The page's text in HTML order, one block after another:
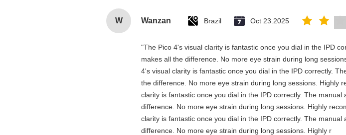
W Wanzan Brazil Oct 23.2025
"The Pico 4's visual clarity is fantastic once you dial in the IPD
makes all the difference. No more eye strain during long
4's visual clarity is fantastic once you dial in the IPD correctly.
the difference. No more eye strain during long sessions. Highly
clarity is fantastic once you dial in the IPD correctly. The
difference. No more eye strain during long sessions. Highly
clarity is fantastic once you dial in the IPD correctly. The
difference. No more eye strain during long sessions. Highly r